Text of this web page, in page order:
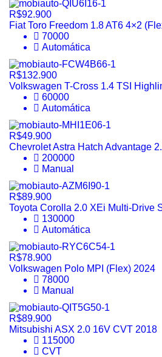
R$92.900
Fiat Toro Freedom 1.8 AT6 4×2
70000
Automática
R$132.900
Volkswagen T-Cross 1.4 TSI
60000
Automática
R$49.900
Chevrolet Astra Hatch Advantage
200000
Manual
R$89.900
Toyota Corolla 2.0 XEi Multi-Drive
130000
Automática
R$78.900
Volkswagen Polo MPI (Flex) 2024
78000
Manual
R$89.900
Mitsubishi ASX 2.0 16V CVT 2018
115000
CVT